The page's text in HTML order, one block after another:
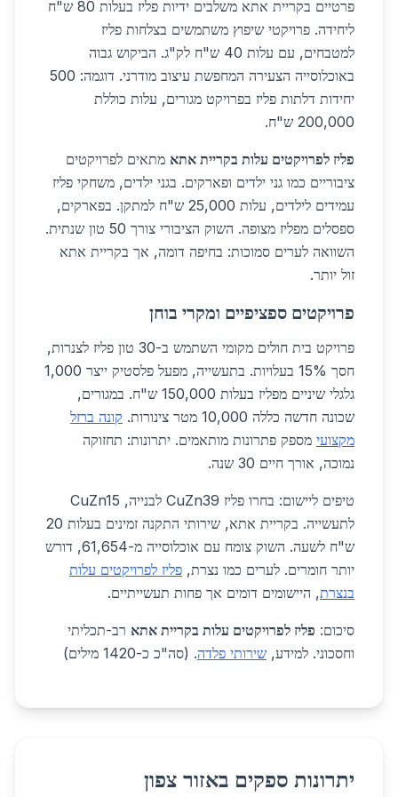
פרטיים בקריית אתא משלבים ידיות פליז בעלות 80 ש"ח
ליחידה. פרויקטי שיפוץ משתמשים בצלחות פליז
למטבחים, עם עלות 40 ש"ח לק"ג. הביקוש גבוה
באוכלוסייה הצעירה המחפשת עיצוב מודרני. דוגמה: 500
יחידות דלתות פליז בפרויקט מגורים, עלות כוללת
200,000 ש"ח.
פליז לפרויקטים עלות בקריית אתא מתאים לפרויקטים
ציבוריים כמו גני ילדים ופארקים. בגני ילדים, משחקי פליז
עמידים לילדים, עלות 25,000 ש"ח למתקן. בפארקים,
ספסלים מפליז מצופה. השוק הציבורי צורך 50 טון שנתית.
השוואה לערים סמוכות: בחיפה דומה, אך בקריית אתא
זול יותר.
פרויקטים ספציפיים ומקרי בוחן
פרויקט בית חולים מקומי השתמש ב-30 טון פליז לצנרות,
חסך 15% בעלויות. בתעשייה, מפעל פלסטיק ייצר 1,000
גלגלי שיניים מפליז בעלות 150,000 ש"ח. במגורים,
שכונה חדשה כללה 10,000 מטר צינורות.
קונה ברזל
מקצועי מספק פתרונות מותאמים. יתרונות: תחזוקה
נמוכה, אורך חיים 30 שנה.
טיפים ליישום: בחרו פליז CuZn39 לבנייה, CuZn15
לתעשייה. בקריית אתא, שירותי התקנה זמינים בעלות 20
ש"ח לשעה. השוק צומח עם אוכלוסייה מ-61,654, דורש
יותר חומרים. לערים כמו נצרת, פליז לפרויקטים עלות
בנצרת, היישומים דומים אך פחות תעשייתיים.
סיכום: פליז לפרויקטים עלות בקריית אתא רב-תכליתי
וחסכוני. למידע, שירותי פלדה. (סה"כ כ-1420 מילים)
יתרונות ספקים באזור צפון